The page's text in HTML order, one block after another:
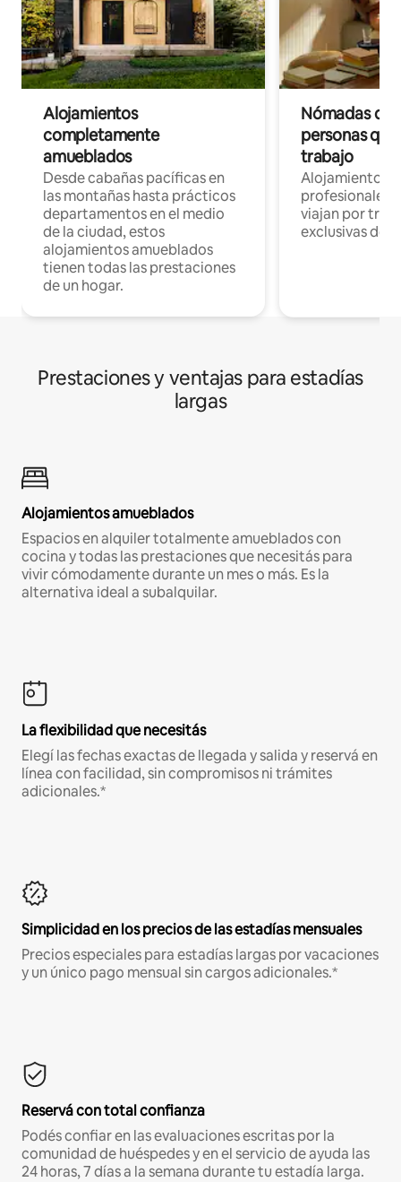
Alojamientos
completamente
amueblados
Desde cabañas pacíficas en
las montañas hasta prácticos
departamentos en el medio
de la ciudad, estos
alojamientos amueblados
tienen todas las prestaciones
de un hogar.
Nómadas
personas
trabajo
Alojamientos
profesionales
viajan por
exclusivas de
Prestaciones y ventajas para estadías
largas
Alojamientos amueblados
Espacios en alquiler totalmente amueblados con
cocina y todas las prestaciones que necesitás para
vivir cómodamente durante un mes o más. Es la
alternativa ideal a subalquilar.
La flexibilidad que necesitás
Elegí las fechas exactas de llegada y salida y reservá en
línea con facilidad, sin compromisos ni trámites
adicionales.*
Simplicidad en los precios de las estadías mensuales
Precios especiales para estadías largas por vacaciones
y un único pago mensual sin cargos adicionales.*
Reservá con total confianza
Podés confiar en las evaluaciones escritas por la
comunidad de huéspedes y en el servicio de ayuda las
24 horas, 7 días a la semana durante tu estadía larga.